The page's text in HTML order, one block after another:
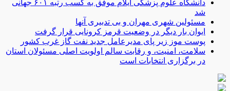
دانشگاه علوم پزشکی ایلام موفق به کسب رتبه ۶۰۱ جهانی
شد
مسئولین شهری مهران و بی تدبیری آنها
ایوان بار دیگر در وضعیت قرمز کرونایی قرار گرفت
پوست موز زیر پای مدیرعامل جدید نفت گاز غرب کشور
سلامت، امنیت، و رقابت سالم اولویت اصلی مسئولان استان
در برگزاری انتخابات است